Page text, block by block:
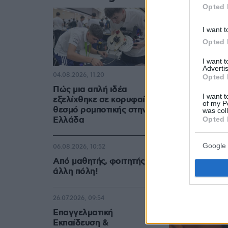
Opted
I want
Opted
I want
Opted
I want
of my
was
Opted
Google
Πώς μια απλή ιδέα
εξελίχθηκε σε κορυφαίο
θεσμό ρομποτικής στην
Ελλάδα
04.08.2026, 11:20
Από μαθητής, φοιτητής σε
άλλη πόλη!
06.08.2026, 10:52
Επαγγελματική
Εκπαίδευση &
26.07.2026, 09:54